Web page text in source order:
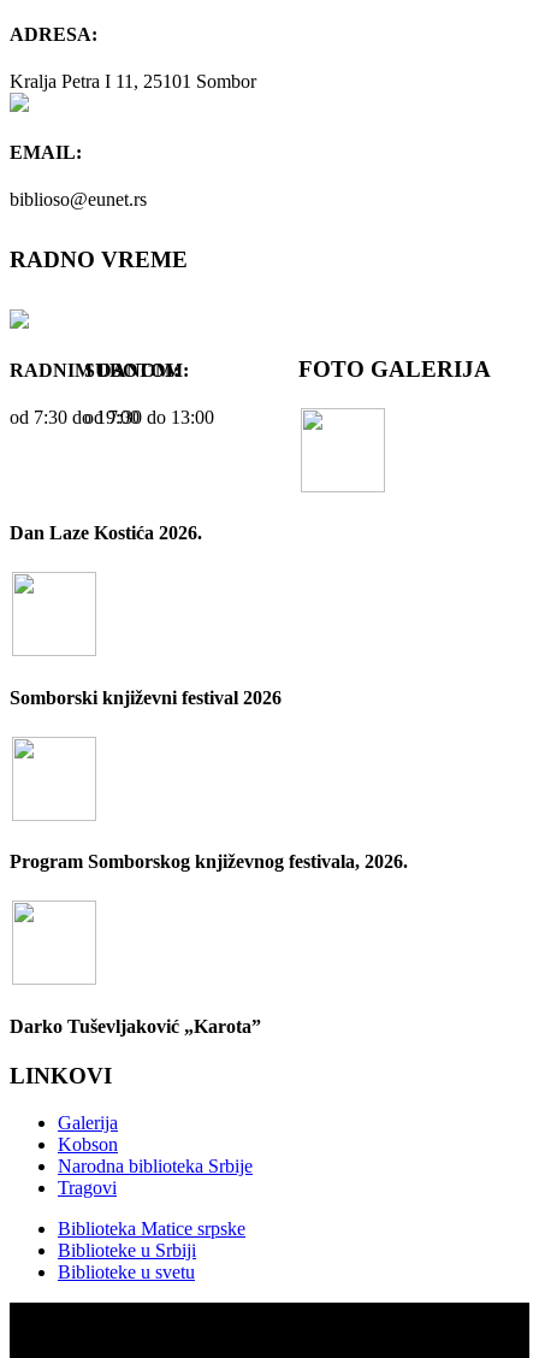
ADRESA:
Kralja Petra I 11, 25101 Sombor
EMAIL:
biblioso@eunet.rs
RADNO VREME
RADNIM DANOM:
od 7:30 dо 19:00
SUBOTOM:
od 7:30 dо 13:00
FOTO GALERIJA
Dan Laze Kostića 2026.
Somborski književni festival 2026
Program Somborskog književnog festivala, 2026.
Darko Tuševljaković „Karota”
LINKOVI
Galerija
Kobson
Narodna biblioteka Srbije
Tragovi
Biblioteka Matice srpske
Biblioteke u Srbiji
Biblioteke u svetu